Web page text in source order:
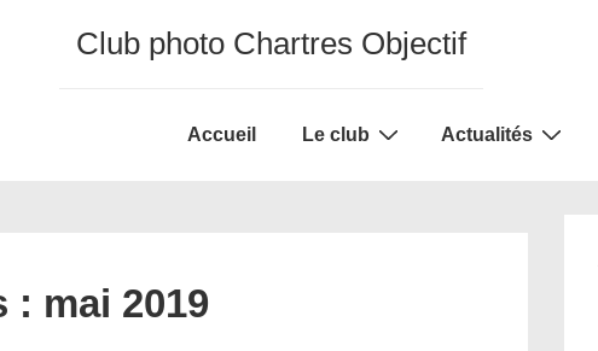
Club photo Chartres Objectif
Main
Accueil Le club Actualités
: mai 2019